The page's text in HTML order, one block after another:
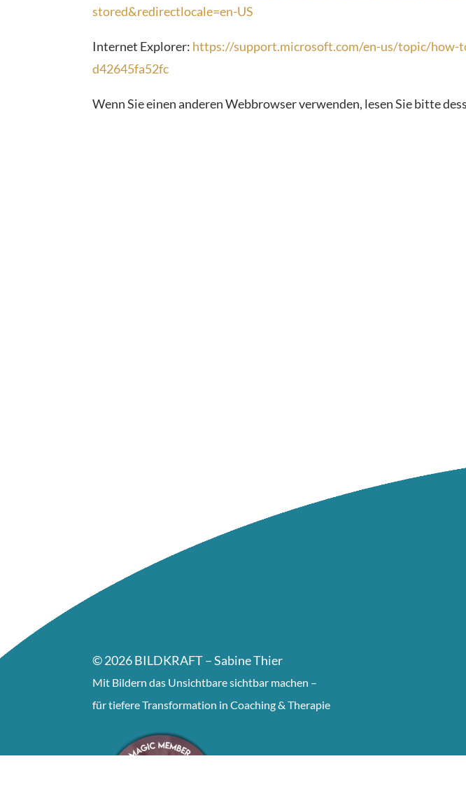
stored&redirectlocale=en-US
Internet Explorer: https://support.microsoft.com/en-us/topic/how-
d42645fa52fc
Wenn Sie einen anderen Webbrowser verwenden, lesen Sie bitte
© 2026 BILDKRAFT – Sabine Thier
Mit Bildern das Unsichtbare sichtbar machen –
für tiefere Transformation in Coaching & Therapie